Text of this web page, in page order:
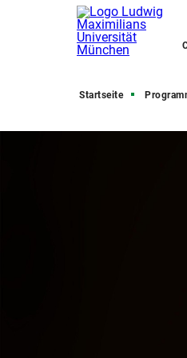
Startseite